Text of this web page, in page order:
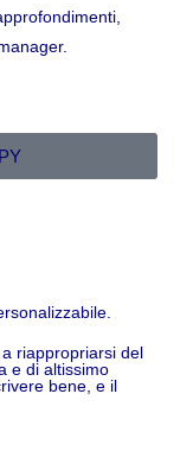
riappropriarsi del
e di altissimo
bene, e il